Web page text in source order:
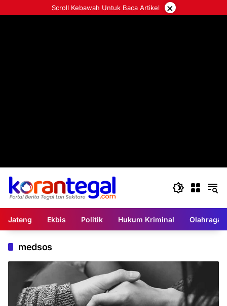
ke
Scroll Kebawah Untuk Baca Artikel ×
Jateng Ekbis Politik Hukum Kriminal Olahraga
medsos